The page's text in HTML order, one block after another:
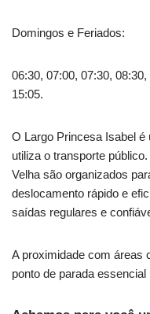
Domingos e Feriados:
06:30, 07:00, 07:30,
15:05.
O Largo Princesa Isabel é
utiliza o transporte
Velha são organizados
deslocamento rápido e
saídas regulares e
A proximidade com áreas
ponto de parada